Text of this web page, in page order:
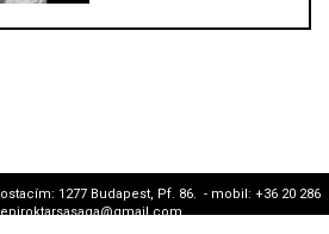
1277 Budapest, Pf. 86. - mobil: +36 20 286